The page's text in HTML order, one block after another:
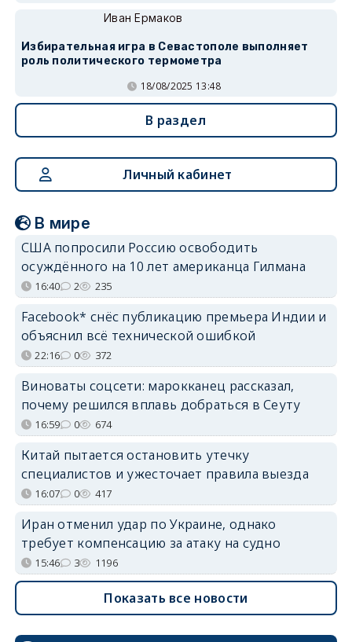
Иван Ермаков
Избирательная игра в Севастополе выполняет
роль политического термометра
18/08/2025 13:48
В раздел
Личный кабинет
В мире
США попросили Россию освободить
осуждённого на 10 лет американца Гилмана
16:40 2 235
Facebook* снёс публикацию премьера Индии и
объяснил всё технической ошибкой
22:16 0 372
Виноваты соцсети: марокканец рассказал,
почему решился вплавь добраться в Сеуту
16:59 0 674
Китай пытается остановить утечку
специалистов и ужесточает правила выезда
16:07 0 417
Иран отменил удар по Украине, однако
требует компенсацию за атаку на судно
15:46 3 1196
Показать все новости